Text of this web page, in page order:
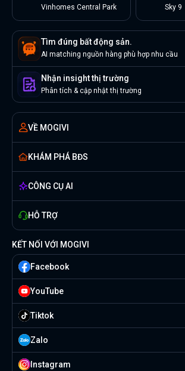
Vinhomes Central Park
Sky 9
Tìm đúng bất động sản.
AI matching nguồn hàng phù hợp nhu cầu
Nhận insight thị trường
Phân tích & cập nhật thị trường
VỀ MOGIVI
KHÁM PHÁ BĐS
CÔNG CỤ AI
HỖ TRỢ
KẾT NỐI VỚI MOGIVI
Facebook
YouTube
Tiktok
Zalo
Instagram